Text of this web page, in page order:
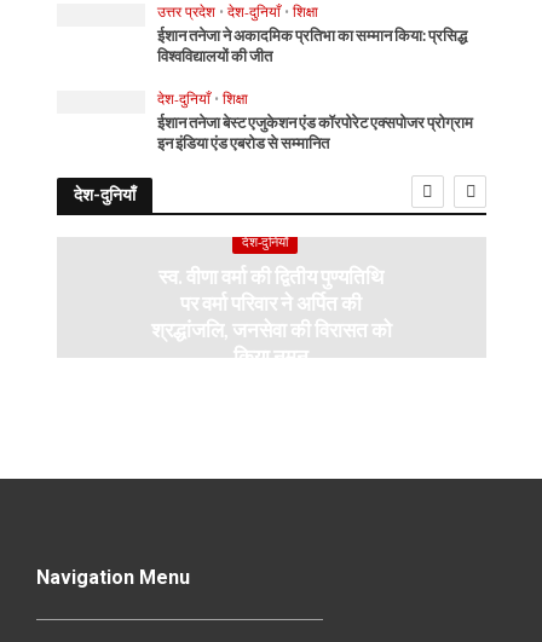
उत्तर प्रदेश • देश-दुनियाँ • शिक्षा
ईशान तनेजा ने अकादमिक प्रतिभा का सम्मान किया: प्रसिद्ध
विश्वविद्यालयों की जीत
देश-दुनियाँ • शिक्षा
ईशान तनेजा बेस्ट एजुकेशन एंड कॉरपोरेट एक्सपोजर प्रोग्राम
इन इंडिया एंड एबरोड से सम्मानित
देश-दुनियाँ
देश-दुनियाँ
स्व. वीणा वर्मा की द्वितीय पुण्यतिथि
पर वर्मा परिवार ने अर्पित की
श्रद्धांजलि, जनसेवा की विरासत को
किया नमन
Navigation Menu